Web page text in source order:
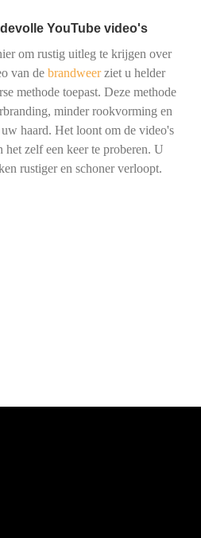
YouTube video's
om rustig uitleg te krijgen over
van de brandweerziet u helder
methode toepast. Deze methode
minder rookvorming en
haard. Het loont om de video's
het zelf een keer te proberen. U
rustiger en schoner verloopt.